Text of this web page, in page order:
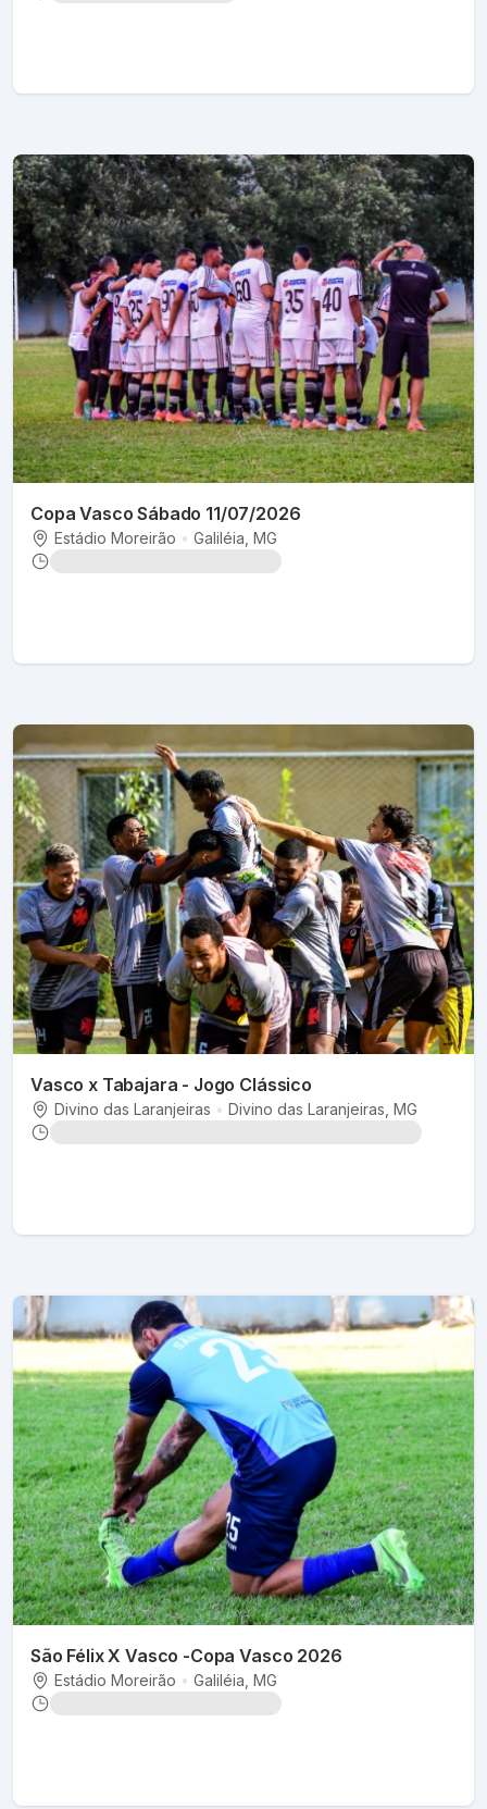
Copa Vasco Sábado 11/07/2026
Estádio Moreirão • Galiléia , MG
Vasco x Tabajara - Jogo Clássico
Divino das Laranjeiras • Divino das Laranjeiras , MG
São Félix X Vasco -Copa Vasco 2026
Estádio Moreirão • Galiléia , MG